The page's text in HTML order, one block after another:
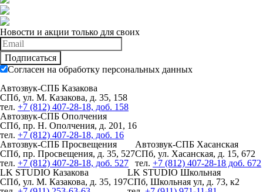
Новости и акции только для своих
Подписаться
Согласен на обработку персональных данных
Автозвук-СПБ Казакова
СПб, ул. М. Казакова, д. 35, 158
тел. +7 (812) 407-28-18, доб. 158
Автозвук-СПБ Ополчения
СПб, пр. Н. Ополчения, д. 201, 16
тел. +7 (812) 407-28-18, доб. 16
Автозвук-СПБ Просвещения
СПб, пр. Просвещения, д. 35, 527
тел. +7 (812) 407-28-18, доб. 527
Автозвук-СПБ Хасанская
СПб, ул. Хасанская, д. 15, 672
тел. +7 (812) 407-28-18 доб. 672
LK STUDIO Казакова
СПб, ул. М. Казакова, д. 35, 197
LK STUDIO Школьная
СПб, Школьная ул, д. 73, к2